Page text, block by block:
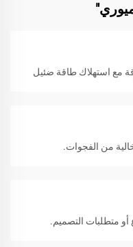
مع استهلاك طاقة ضئيل
متطلبات التصميم.